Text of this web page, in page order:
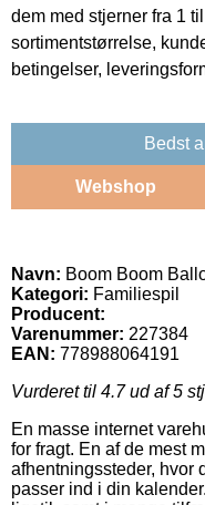
dem med stjerner fra 1
sortimentstørrelse,
betingelser,
Bedst
Webshop
Navn: Boom Boom
Kategori: Familiespil
Producent:
Varenummer: 227384
EAN: 778988064191
Vurderet til 4.7ud af 5
En masse internet
for fragt. En af de mest
afhentningssteder, hvor
passer ind i din